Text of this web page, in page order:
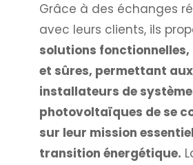
Grâce à des échanges
avec leurs clients, ils
solutions
et sûres, permettant aux
installateurs de
photovoltaïques de se
sur leur mission
transition énergétique.